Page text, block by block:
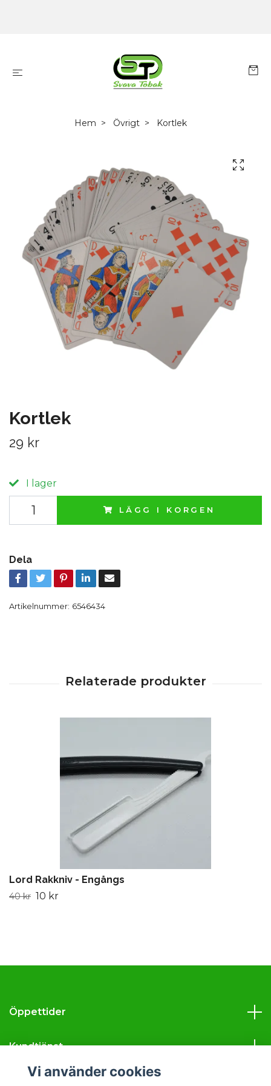
Hem Övrigt Kortlek
Kortlek
29 kr
I lager
LÄGG I KORGEN
Dela
Artikelnummer: 6546434
Lord Rakkniv - Engångs
40 kr 10 kr
Öppettider
Kundtjänst
Läs mer
Vi använder cookies